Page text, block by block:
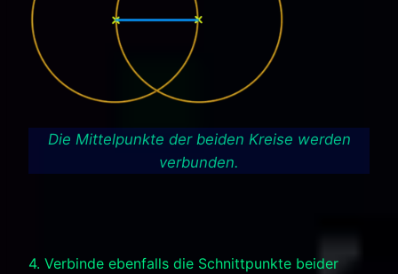
Die Mittelpunkte der beiden Kreise werden
verbunden.
4. Verbinde ebenfalls die Schnittpunkte beider